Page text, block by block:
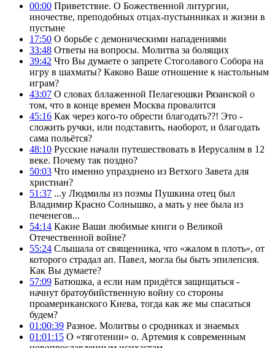
00:00 Приветствие. О Божественной литургии,
иночестве, преподобных отцах-пустынниках и жизни в
пустыне
17:50 О борьбе с демоническими нападениями
33:48 Ответы на вопросы. Молитва за болящих
39:42 Что Вы думаете о запрете Стоголавого Собора на
игру в шахматы? Каково Ваше отношение к настольным
играм?
43:07 О словах бллаженной Пелагеюшки Рязанской о
том, что в конце времен Москва провалится
45:16 Как через кого-то обрести благодать??! Это -
сложить ручки, или подставить, наоборот, и благодать
сама польётся?
48:10 Русские начали путешествовать в Иерусалим в 12
веке. Почему так поздно?
50:03 Что именно упразднено из Ветхого Завета для
христиан?
51:37 ...у Людмилы из поэмы Пушкина отец был
Владимир Красно Солнышко, а мать у нее была из
печенегов...
54:14 Какие Ваши любимые книги о Великой
Отечественной войне?
55:24 Слышала от священника, что «жалом в плоть», от
которого страдал ап. Павел, могла бы быть эпилепсия.
Как Вы думаете?
57:09 Батюшка, а если нам придётся защищаться -
начнут братоубийственную войну со стороны
проамериканского Киева, тогда как же мы спасаться
будем?
01:00:39 Разное. Молитвы о сродниках и знаемых
01:01:15 О «тяготении» о. Артемия к современным